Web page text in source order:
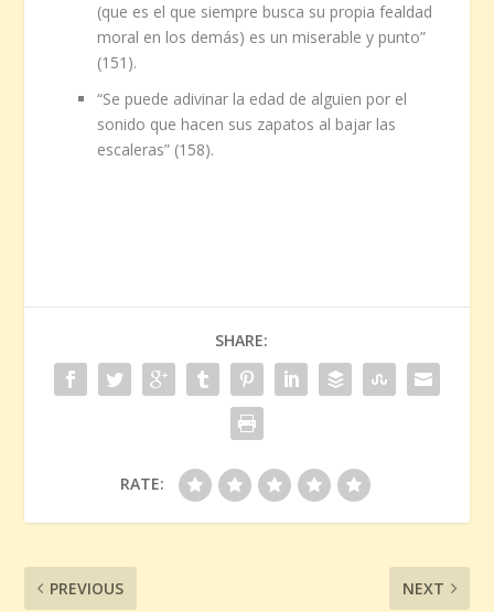
(que es el que siempre busca su propia fealdad
moral en los demás) es un miserable y punto”
(151).
“Se puede adivinar la edad de alguien por el
sonido que hacen sus zapatos al bajar las
escaleras” (158).
SHARE:
RATE:
PREVIOUS NEXT